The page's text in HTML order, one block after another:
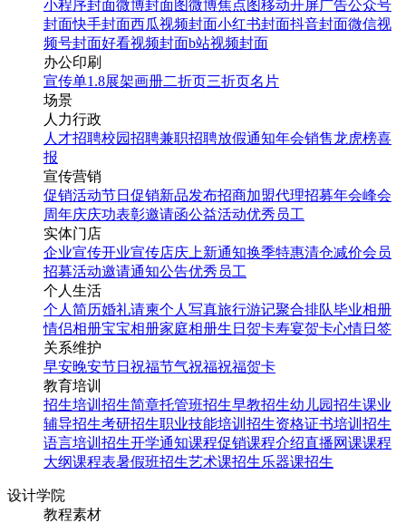
小程序封面微博封面图微博焦点图移动开屏广告公众号
封面快手封面西瓜视频封面小红书封面抖音封面微信视
频号封面好看视频封面b站视频封面
办公印刷
宣传单1.8展架画册二折页三折页名片
场景
人力行政
人才招聘校园招聘兼职招聘放假通知年会销售龙虎榜喜
报
宣传营销
促销活动节日促销新品发布招商加盟代理招募年会峰会
周年庆庆功表彰邀请函公益活动优秀员工
实体门店
企业宣传开业宣传店庆 上新通知换季特惠清仓减价会员
招募活动邀请通知公告优秀员工
个人生活
个人简历婚礼请柬个人写真旅行游记聚合排队毕业相册
情侣相册宝宝相册家庭相册生日贺卡寿宴贺卡心情日签
关系维护
早安晚安节日祝福节气祝福祝福贺卡
教育培训
招生培训 招生简章托管班招生早教招生幼儿园招生课业
辅导招生考研招生职业技能培训招生资格证书培训招生
语言培训招生开学通知课程促销课程介绍直播网课课程
大纲课程表暑假班招生艺术课招生乐器课招生
设计学院
教程素材